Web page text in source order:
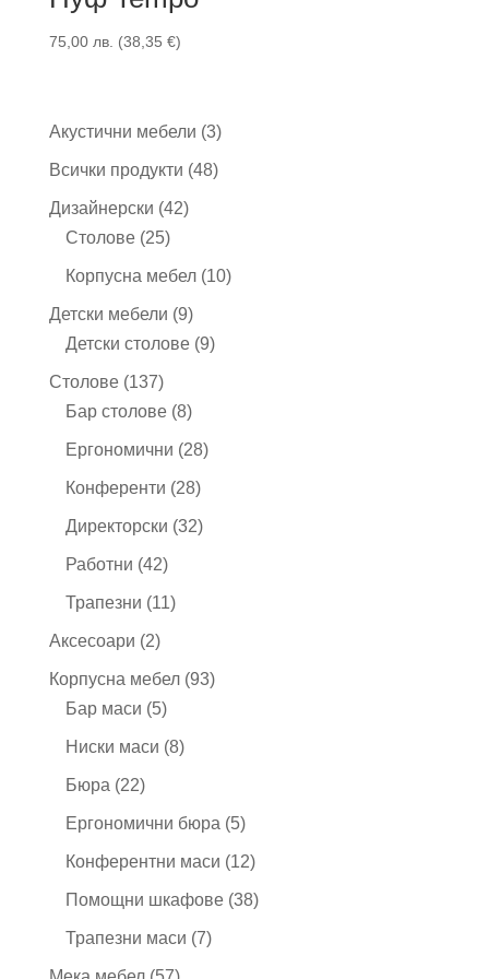
75,00 лв. (38,35 €)
Акустични мебели 33
продукта
Всички продукти 4848
Дизайнерски 4242
Столове 2525
продукта
Корпусна мебел 1010
Детски мебели 99
продукта
Детски столове 99
Столове 137137
продукта
Бар столове 88
продукта
Ергономични 2828
Конференти 2828
продукта
Директорски 3232
Работни 4242
продукта
Трапезни 1111
Аксесоари 22
продукта
Корпусна мебел 9393
Бар маси 55
продукта
Ниски маси 88
Бюра 2222
продукта
Ергономични бюра 55
продукта
Конферентни маси 1212
продукта
Помощни шкафове 3838
Трапезни маси 77
57